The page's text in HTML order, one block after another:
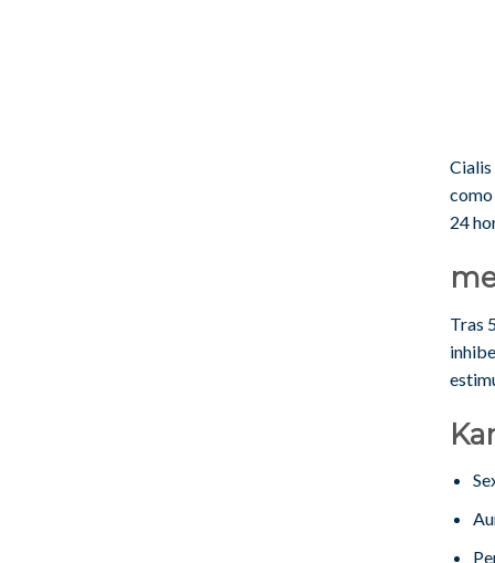
como
24
Tras